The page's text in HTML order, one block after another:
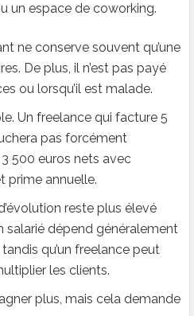
un espace de coworking.
ne conserve souvent qu’une
De plus, il n’est pas payé
ou lorsqu’il est malade.
Un freelance qui facture 5
pas forcément
500 euros nets avec
prime annuelle.
reste plus élevé
salarié dépend généralement
qu’un freelance peut
les clients.
plus, mais cela demande